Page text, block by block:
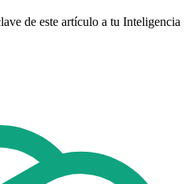
de este artículo a tu Inteligencia